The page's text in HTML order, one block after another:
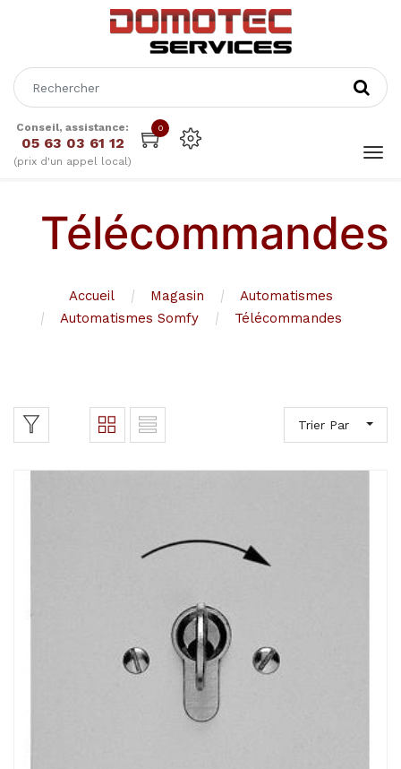
Conseil, assistance:
05 63 03 61 12
(prix d'un appel local)
0
Télécommandes
Accueil Magasin
Automatismes
Automatismes Somfy
Télécommandes
Trier Par